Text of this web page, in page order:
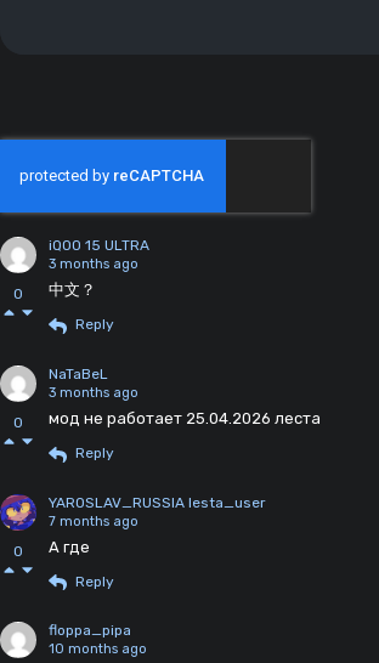
0
iQOO 15 ULTRA
3 months ago
中文？
Reply
0
NaTaBeL
3 months ago
мод не работает 25.04.2026 леста
Reply
0
YAROSLAV_RUSSIA lesta_user
7 months ago
А где
Reply
floppa_pipa
10 months ago